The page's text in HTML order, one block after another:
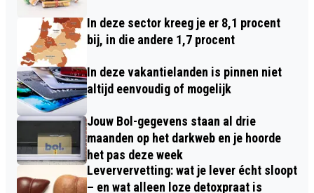
In deze sector kreeg je er 8,1 procent
bij, in die andere 1,7 procent
In deze vakantielanden is pinnen niet
altijd eenvoudig of mogelijk
Jouw Bol-gegevens staan al drie
maanden op het darkweb en je hoorde
het pas deze week
Leververvetting: wat je lever écht sloopt
– en wat alleen loze detoxpraat is